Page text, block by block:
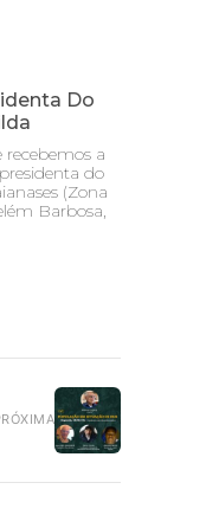
Do
a
do
(Zona
Barbosa,